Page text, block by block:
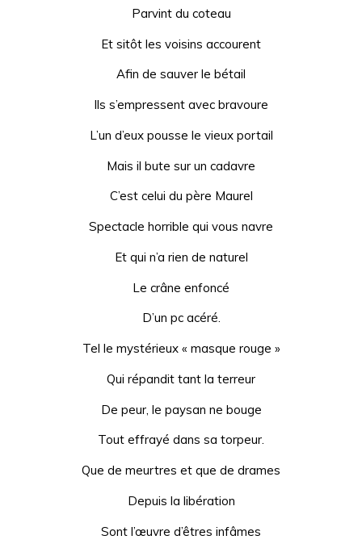
Parvint du coteau
Et sitôt les voisins accourent
Afin de sauver le bétail
Ils s’empressent avec bravoure
L’un d’eux pousse le vieux portail
Mais il bute sur un cadavre
C’est celui du père Maurel
Spectacle horrible qui vous navre
Et qui n’a rien de naturel
Le crâne enfoncé
D’un pc acéré.
Tel le mystérieux « masque rouge »
Qui répandit tant la terreur
De peur, le paysan ne bouge
Tout effrayé dans sa torpeur.
Que de meurtres et que de drames
Depuis la libération
Sont l’œuvre d’êtres infâmes